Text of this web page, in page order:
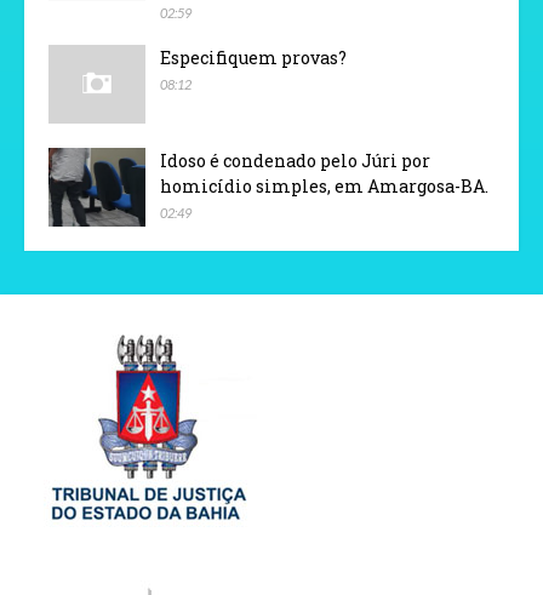
02:59
Especifiquem provas?
08:12
Idoso é condenado pelo Júri por
homicídio simples, em Amargosa-BA.
02:49